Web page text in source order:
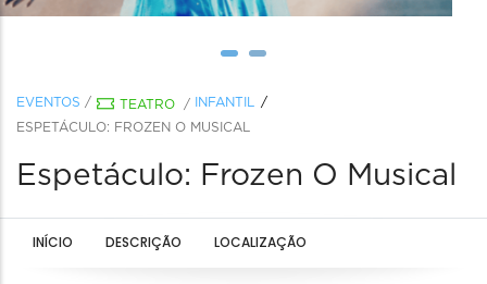
EVENTOS / TEATRO /
INFANTIL
ESPETÁCULO: FROZEN O MUSICAL
Espetáculo: Frozen O Musical
INÍCIO DESCRIÇÃO LOCALIZAÇÃO